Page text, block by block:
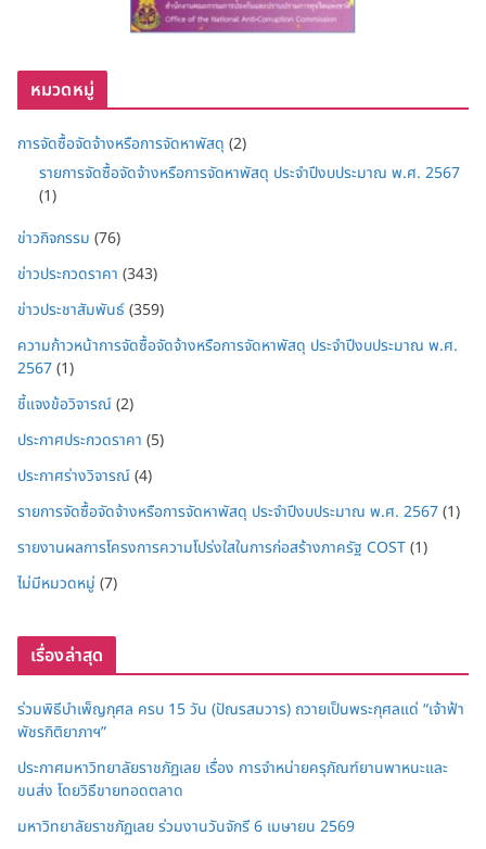
หมวดหมู่
การจัดซื้อจัดจ้างหรือการจัดหาพัสดุ (2)
รายการจัดซื้อจัดจ้างหรือการจัดหาพัสดุ ประจำปีงบประมาณ พ.ศ. 2567
(1)
ข่าวกิจกรรม (76)
ข่าวประกวดราคา (343)
ข่าวประชาสัมพันธ์(359)
ความก้าวหน้าการจัดซื้อจัดจ้างหรือการจัดหาพัสดุ ประจำปีงบประมาณ พ.ศ.
2567(1)
ชี้แจงข้อวิจารณ์(2)
ประกาศประกวดราคา (5)
ประกาศร่างวิจารณ์(4)
รายการจัดซื้อจัดจ้างหรือการจัดหาพัสดุ ประจำปีงบประมาณ พ.ศ. 2567(1)
รายงานผลการโครงการความโปร่งใสในการก่อสร้างภาครัฐ COST(1)
ไม่มีหมวดหมู่ (7)
เรื่องล่าสุด
ร่วมพิธีบำเพ็ญกุศล ครบ 15 วัน (ปัณรสมวาร) ถวายเป็นพระกุศลแด่ “เจ้าฟ้า
พัชรกิติยาภาฯ”
ประกาศมหาวิทยาลัยราชภัฏเลย เรื่อง การจำหน่ายครุภัณฑ์ยานพาหนะและ
ขนส่ง โดยวิธีขายทอดตลาด
มหาวิทยาลัยราชภัฏเลย ร่วมงานวันจักรี 6 เมษายน 2569